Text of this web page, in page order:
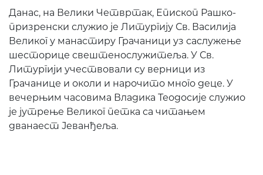
Данас, на Велики Четвртак, Епископ Рашко-
призренски служио је Литургију Св. Василија
Великог у манастиру Грачаници уз саслужење
шесторице свештенослужитеља. У Св.
Литургији учествовали су верници из
Грачанице и околи и нарочито много деце. У
вечерњим часовима Владика Теодосије служио
је јутрење Великог петка са читањем
дванаест Јеванђеља.